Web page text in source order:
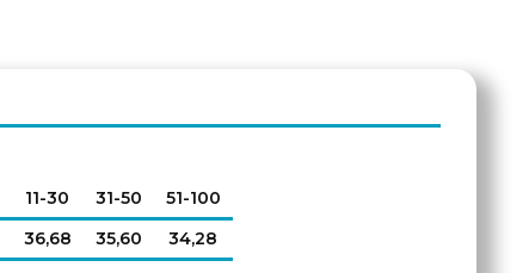
11-30 31-50
51-100
36,68 35,60 34,28